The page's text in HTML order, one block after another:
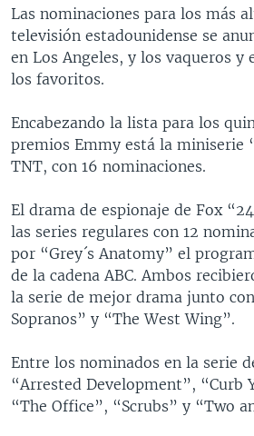
navegador
principal
Salte
VOA VERIFICA INMIGRACIÓN
VOA VERIFICA AMÉRICA LATINA
ARGENTINA
BOLIVIA
COLOMBIA
CHILE
PERÚ
VENEZUELA
BRASIL
CHINA EN AMÉRICA LATINA
CENTROAMÉRICA
COSTA RICA
EL SALVADOR
GUATEMALA
NICARAGUA
OTRAS SECCIONES
INMIGRACIÓN
LIBERTAD DE PRENSA
ECONOMÍA
ENTRETENIMIENTO Y CULTURA
TECNOLOGÍA
DEPORTES
ESPECIALES DE LA VOA
LIBERTAD DE PRENSA
MULTIMEDIA
VIDEOS
FOTOGRAFÍA
AUDIOS
PROGRAMAS TV
EL MUNDO AL DÍA
FORO INTERAMERICANO
LAS CLAVES
PANORAMA
RADIO
AVANCE INFORMATIVO
BUENOS DÍAS AMÉRICA
ESTADOS UNIDOS AL DÍA
DIRECT
Las nominaciones para los más
televisión estadounidense se
en Los Angeles, y los vaqueros y
los favoritos.
Encabezando la lista para los
premios Emmy está la miniserie
TNT, con 16 nominaciones.
El drama de espionaje de Fox
las series regulares con 12
por “Grey´s Anatomy” el
de la cadena ABC. Ambos
la serie de mejor drama junto
Sopranos” y “The West Wing”.
Entre los nominados en la serie
“Arrested Development”, “Curb
“The Office”, “Scrubs” y “Two